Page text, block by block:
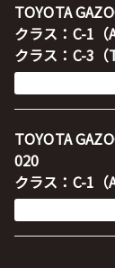
TOYOTA
クラス：C-1（
クラス：C-3
TOYOTA
020
クラス：C-1（